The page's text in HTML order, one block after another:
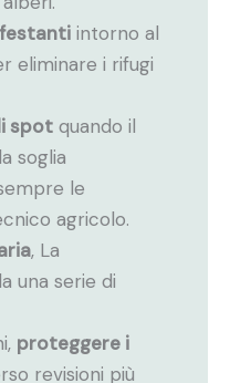
intorno al
eliminare i rifugi
spot quando il
soglia
le
agricolo.
, La
una serie di
proteggere i
revisioni più